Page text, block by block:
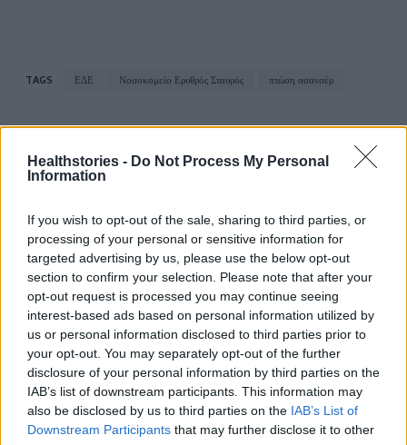
Healthstories - Do Not Process My Personal
Information
If you wish to opt-out of the sale, sharing to third parties, or
processing of your personal or sensitive information for
targeted advertising by us, please use the below opt-out
section to confirm your selection. Please note that after your
opt-out request is processed you may continue seeing
interest-based ads based on personal information utilized by
us or personal information disclosed to third parties prior to
your opt-out. You may separately opt-out of the further
disclosure of your personal information by third parties on the
IAB’s list of downstream participants. This information may
also be disclosed by us to third parties on the IAB’s List of
Downstream Participants that may further disclose it to other
TAGS ΕΔΕ Νοσοκομείο Ερυθρός Σταυρός πτώση ασανσέρ
HS Team